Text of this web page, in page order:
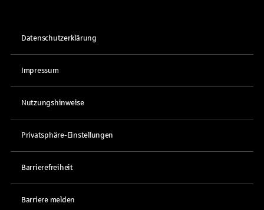
Datenschutzerklärung
Impressum
Nutzungshinweise
Privatsphäre-Einstellungen
Barrierefreiheit
Barriere melden